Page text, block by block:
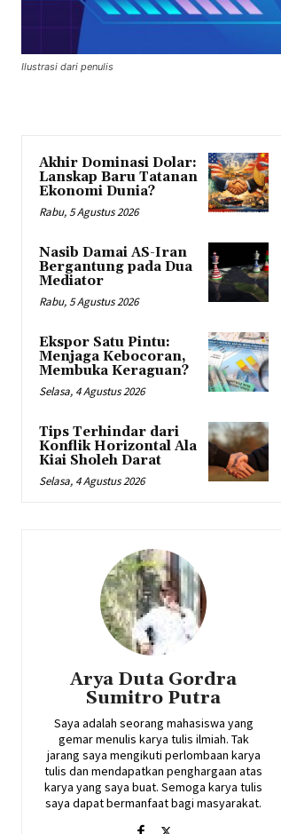
Ilustrasi dari penulis
Akhir Dominasi Dolar:
Lanskap Baru Tatanan
Ekonomi Dunia?
Rabu, 5 Agustus 2026
Nasib Damai AS-Iran
Bergantung pada Dua
Mediator
Rabu, 5 Agustus 2026
Ekspor Satu Pintu:
Menjaga Kebocoran,
Membuka Keraguan?
Selasa, 4 Agustus 2026
Tips Terhindar dari
Konflik Horizontal Ala
Kiai Sholeh Darat
Selasa, 4 Agustus 2026
Arya Duta Gordra
Sumitro Putra
Saya adalah seorang mahasiswa yang
gemar menulis karya tulis ilmiah. Tak
jarang saya mengikuti perlombaan karya
tulis dan mendapatkan penghargaan atas
karya yang saya buat. Semoga karya tulis
saya dapat bermanfaat bagi masyarakat.